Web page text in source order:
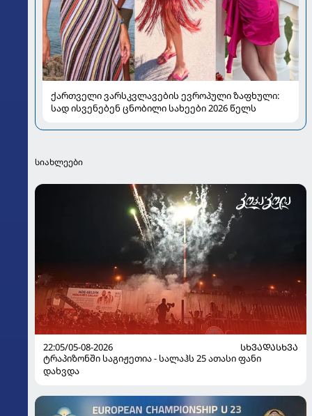
ქართველი ვარსკვლავების ევროპული ზაფხული:
სად ისვენებენ ცნობილი სახეები 2026 წელს
სიახლეები
22:05/05-08-2026
ᲡᲮᲕᲐᲓᲐᲡᲮᲕᲐ
ტრაპიზონში საგიჟეთია - სალაჰს 25 ათასი ფანი
დახვდა